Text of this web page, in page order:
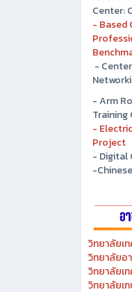
-
Center:
- Based
-
- Arm
Training
-
-